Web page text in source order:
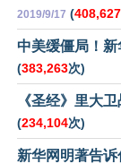
2019/9/17 (408,627
中美缓僵局！
(383,263次)
《圣经》里大
(234,104次)
新华网明著告